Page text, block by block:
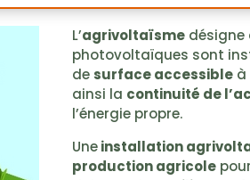
L’agrivoltaïsme désigne
photovoltaïques sont
de surface accessible à
ainsi la continuité de
l’énergie propre.
Uneinstallation
production agricole